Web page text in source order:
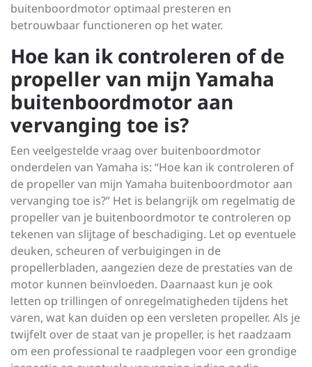
buitenboordmotor optimaal presteren en
betrouwbaar functioneren op het water.
Hoe kan ik controleren of de
propeller van mijn Yamaha
buitenboordmotor aan
vervanging toe is?
Een veelgestelde vraag over buitenboordmotor
onderdelen van Yamaha is: “Hoe kan ik controleren of
de propeller van mijn Yamaha buitenboordmotor aan
vervanging toe is?” Het is belangrijk om regelmatig de
propeller van je buitenboordmotor te controleren op
tekenen van slijtage of beschadiging. Let op eventuele
deuken, scheuren of verbuigingen in de
propellerbladen, aangezien deze de prestaties van de
motor kunnen beïnvloeden. Daarnaast kun je ook
letten op trillingen of onregelmatigheden tijdens het
varen, wat kan duiden op een versleten propeller. Als je
twijfelt over de staat van je propeller, is het raadzaam
om een professional te raadplegen voor een grondige